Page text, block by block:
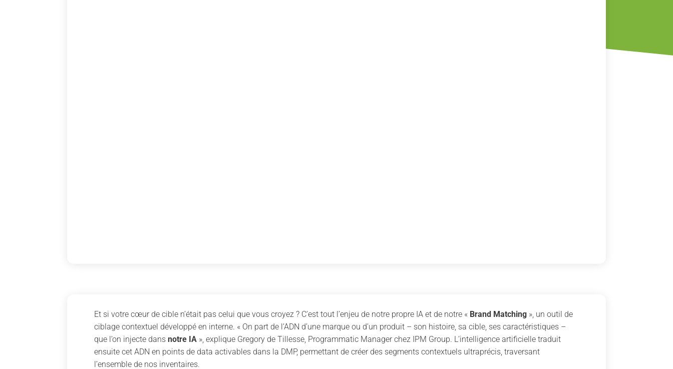
Et si votre cœur de cible n’était pas celui que vous croyez ? C’est tout l’enjeu de notre propre IA et de notre « Brand Matching », un outil de
ciblage contextuel développé en interne. « On part de l’ADN d’une marque ou d’un produit – son histoire, sa cible, ses caractéristiques –
que l’on injecte dansnotre IA », explique Gregory de Tillesse, Programmatic Manager chez IPM Group. L’intelligence artificielle traduit
ensuite cet ADN en points de data activables dans la DMP, permettant de créer des segments contextuels ultraprécis, traversant
l’ensemble de nos inventaires.